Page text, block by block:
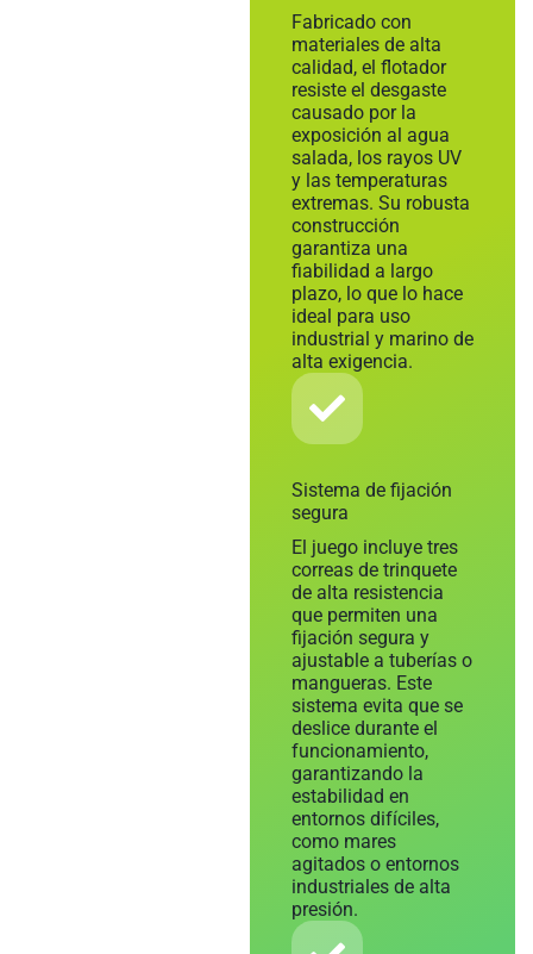
Fabricado con
materiales de alta
calidad, el flotador
resiste el desgaste
causado por la
exposición al agua
salada, los rayos UV
y las temperaturas
extremas. Su robusta
construcción
garantiza una
fiabilidad a largo
plazo, lo que lo hace
ideal para uso
industrial y marino de
alta exigencia.
Sistema de fijación
segura
El juego incluye tres
correas de trinquete
de alta resistencia
que permiten una
fijación segura y
ajustable a tuberías o
mangueras. Este
sistema evita que se
deslice durante el
funcionamiento,
garantizando la
estabilidad en
entornos difíciles,
como mares
agitados o entornos
industriales de alta
presión.